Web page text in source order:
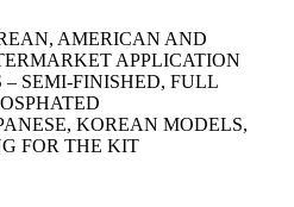
AMERICAN AND
APPLICATION
SEMI-FINISHED, FULL
KOREAN MODELS,
FOR THE KIT